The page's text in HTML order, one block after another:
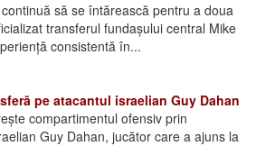
să se întărească pentru a doua
transferul fundașului central Mike
consistentă în...
pe atacantul israelian Guy Dahan
compartimentul ofensiv prin
Guy Dahan, jucător care a ajuns la